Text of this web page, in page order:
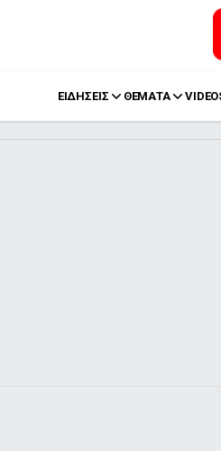
ΕΙΔΗΣΕΙΣ ΘΕΜΑΤΑ